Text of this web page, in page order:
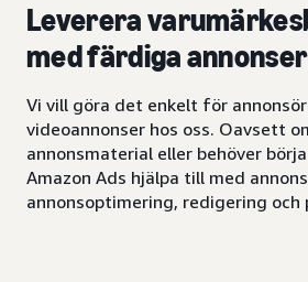
Leverera
med färdiga annonser
Vi vill göra det enkelt för
videoannonser hos oss. Oavsett
annonsmaterial eller behöver
Amazon Ads hjälpa till med
annonsoptimering, redigering och